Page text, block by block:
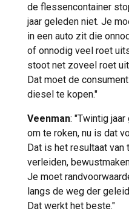
de flessencontainer
jaar geleden niet. Je
in een auto zit die
of onnodig veel roet
stoot net zoveel roet
Dat moet de
diesel te kopen."
Veenman: "Twintig
om te roken, nu is dat
Dat is het resultaat van
verleiden,
Je moet
langs de weg der
Dat werkt het beste."